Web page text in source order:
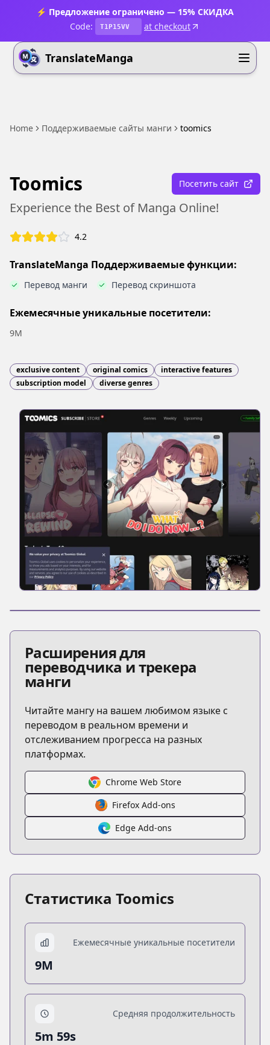
⚡ Предложение ограничено — 15% СКИДКА
Code:
T1P15VV at checkout
TranslateManga
Home Поддерживаемые сайты манги toomics
Toomics Посетить сайт
Experience the Best of Manga Online!
4.2
TranslateManga Поддерживаемые функции:
Перевод манги Перевод скриншота
Ежемесячные уникальные посетители:
9M
exclusive content original comics
interactive features
subscription model
diverse genres
Расширения для
переводчика и трекера
манги
Читайте мангу на вашем любимом языке с
переводом в реальном времени и
отслеживанием прогресса на разных
платформах.
Chrome Web Store
Firefox Add-ons
Edge Add-ons
Статистика Toomics
Ежемесячные уникальные посетители
9M
Средняя продолжительность
5m 59s